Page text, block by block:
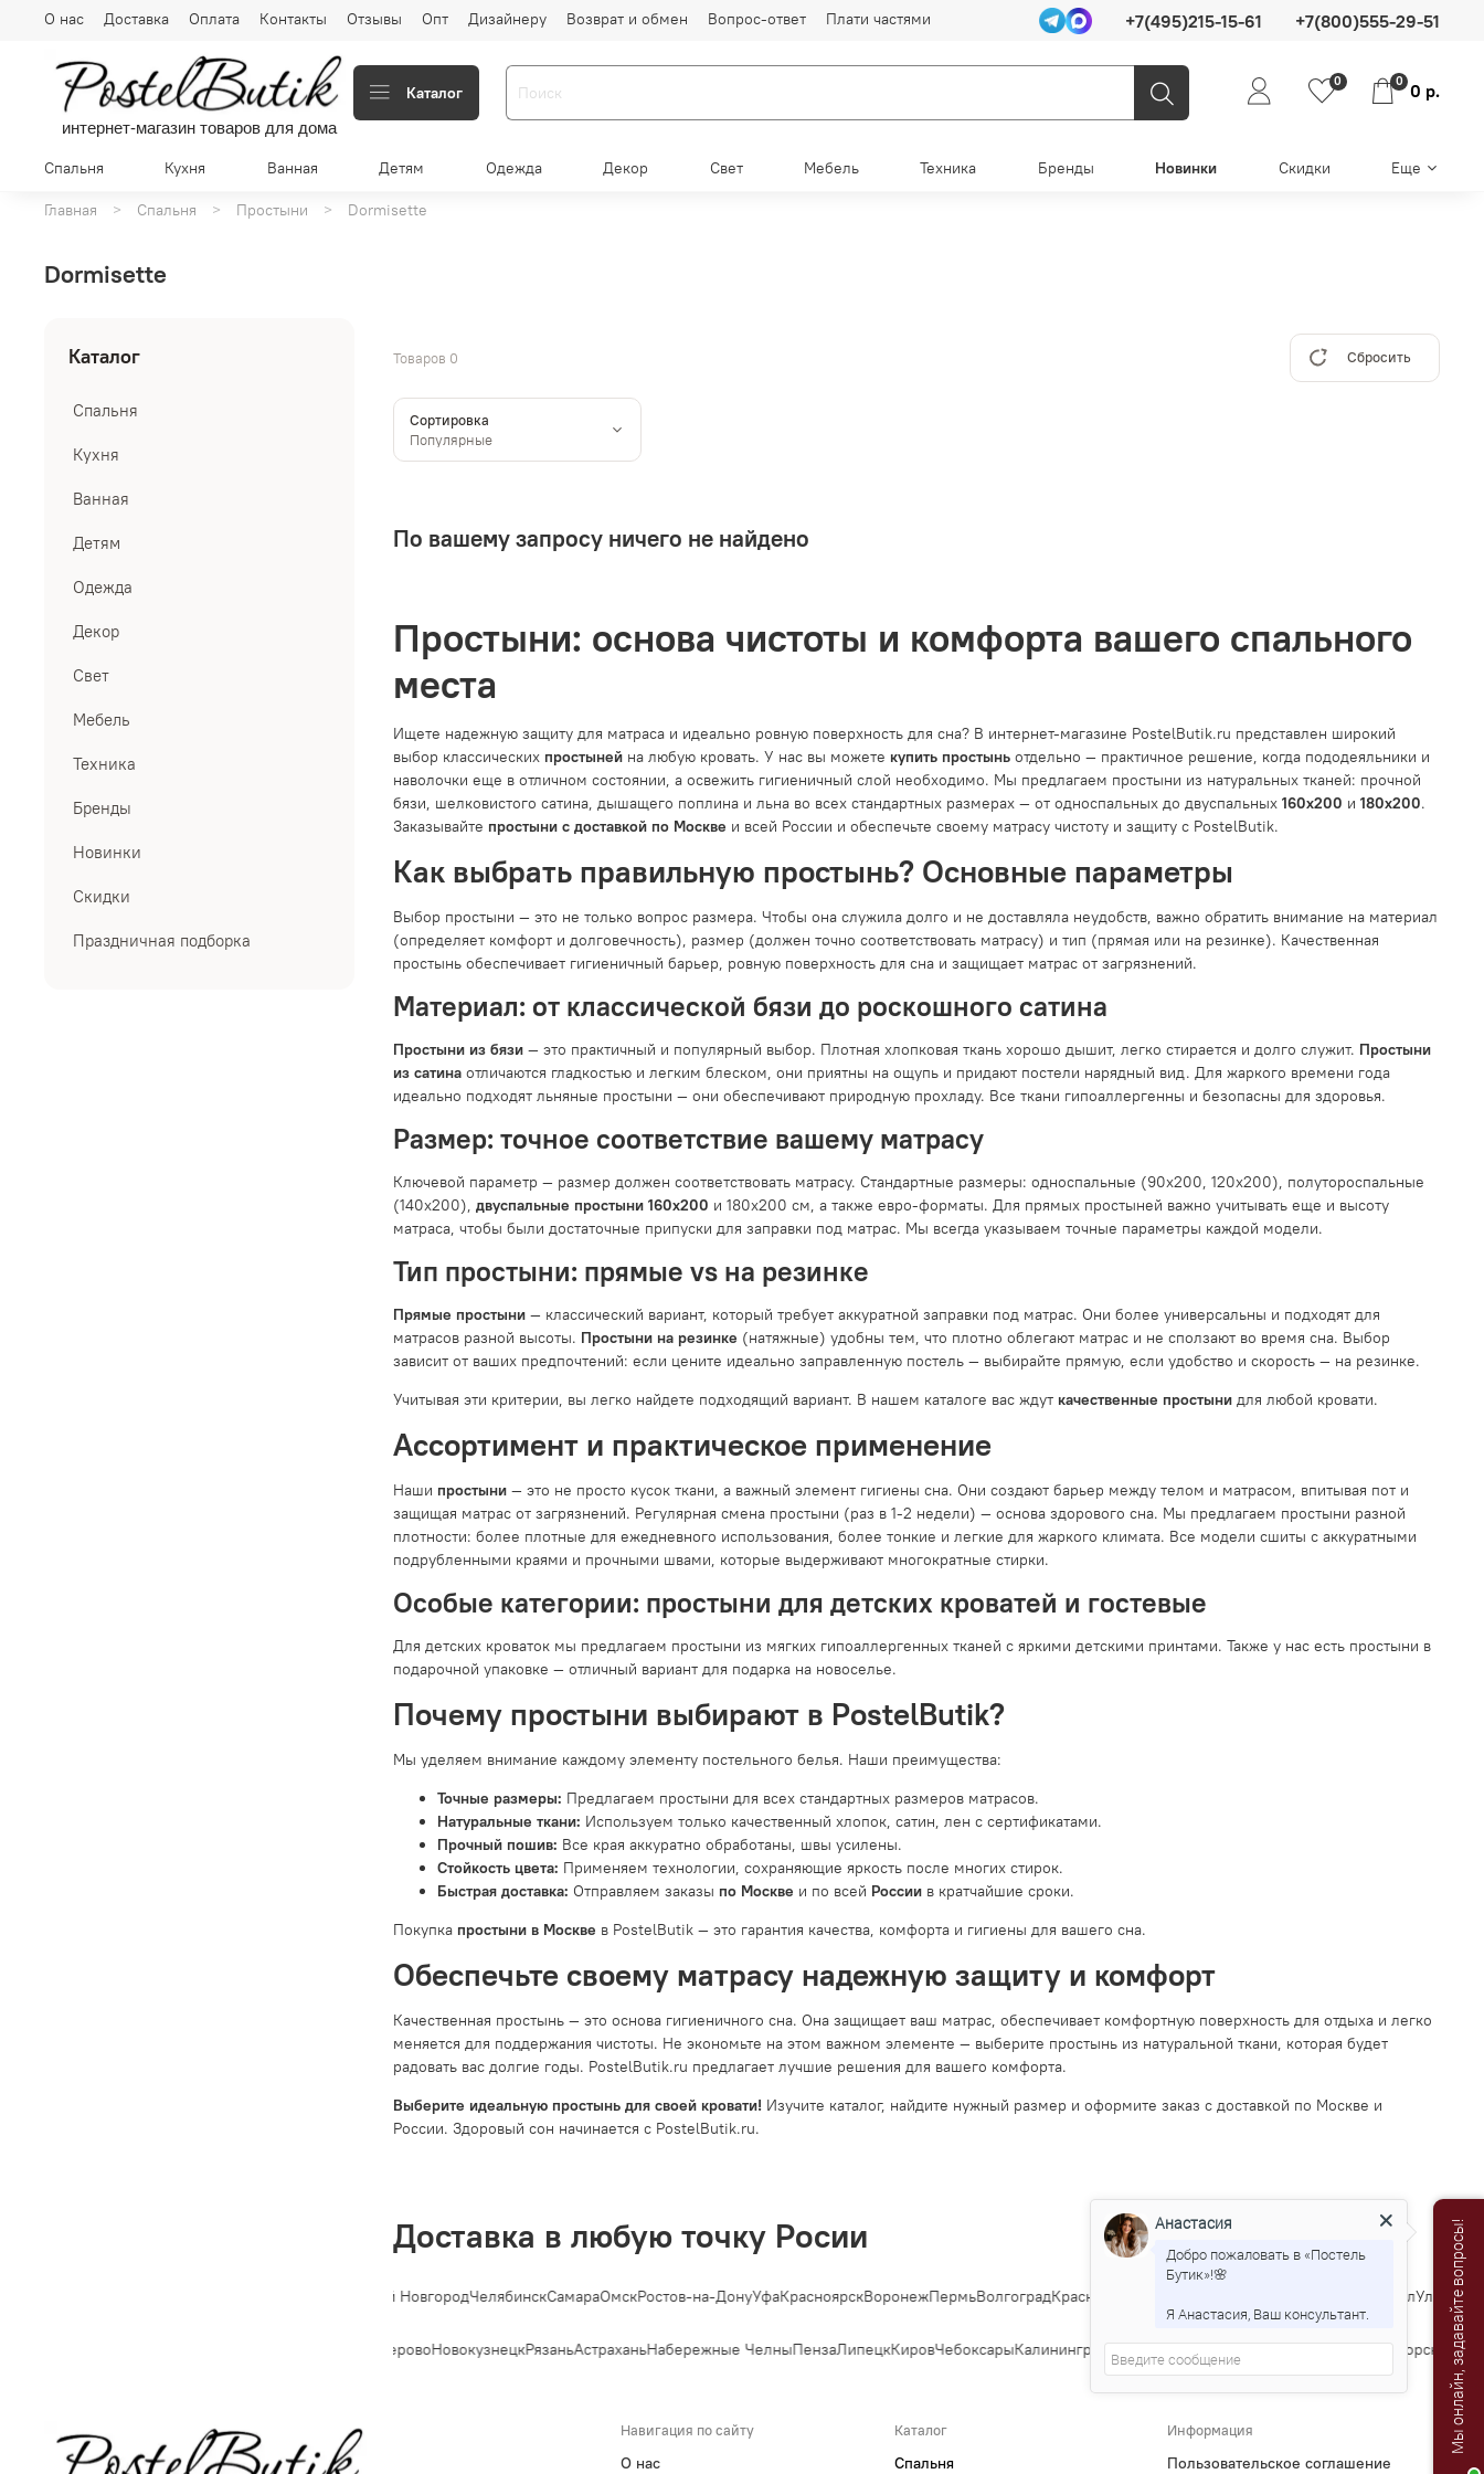
О нас Доставка Оплата Контакты Отзывы Опт Дизайнеру Возврат и обмен Вопрос-ответ Плати частями +7(495)215-15-61 +7(800)555-29-51
интернет-магазин товаров для дома
Каталог
0 0 0 р.
Спальня Кухня Ванная Детям Одежда Декор Свет Мебель Техника Бренды Новинки Скидки Еще
Главная Спальня Простыни Dormisette
Dormisette
Товаров 0 Сбросить
Сортировка
По вашему запросу ничего не найдено
Простыни: основа чистоты и комфорта вашего спального
места
Ищете надежную защиту для матраса и идеально ровную поверхность для сна? В интернет-магазине PostelButik.ru представлен широкий
выбор классических простынейна любую кровать. У нас вы можете купить простыньотдельно — практичное решение, когда пододеяльники и
наволочки еще в отличном состоянии, а освежить гигиеничный слой необходимо. Мы предлагаем простыни из натуральных тканей: прочной
бязи, шелковистого сатина, дышащего поплина и льна во всех стандартных размерах — от односпальных до двуспальных 160x200 и 180x200.
Заказывайте простыни с доставкой по Москве и всей России и обеспечьте своему матрасу чистоту и защиту с PostelButik.
Как выбрать правильную простынь? Основные параметры
Выбор простыни — это не только вопрос размера. Чтобы она служила долго и не доставляла неудобств, важно обратить внимание на материал
(определяет комфорт и долговечность), размер (должен точно соответствовать матрасу) и тип (прямая или на резинке). Качественная
простынь обеспечивает гигиеничный барьер, ровную поверхность для сна и защищает матрас от загрязнений.
Материал: от классической бязи до роскошного сатина
Простыни из бязи— это практичный и популярный выбор. Плотная хлопковая ткань хорошо дышит, легко стирается и долго служит. Простыни
из сатинаотличаются гладкостью и легким блеском, они приятны на ощупь и придают постели нарядный вид. Для жаркого времени года
идеально подходят льняные простыни — они обеспечивают природную прохладу. Все ткани гипоаллергенны и безопасны для здоровья.
Размер: точное соответствие вашему матрасу
Ключевой параметр — размер должен соответствовать матрасу. Стандартные размеры: односпальные (90x200, 120x200), полутороспальные
(140x200), двуспальные простыни 160x200 и 180x200 см, а также евро-форматы. Для прямых простыней важно учитывать еще и высоту
матраса, чтобы были достаточные припуски для заправки под матрас. Мы всегда указываем точные параметры каждой модели.
Тип простыни: прямые vs на резинке
Прямые простыни— классический вариант, который требует аккуратной заправки под матрас. Они более универсальны и подходят для
матрасов разной высоты. Простыни на резинке (натяжные) удобны тем, что плотно облегают матрас и не сползают во время сна. Выбор
зависит от ваших предпочтений: если цените идеально заправленную постель — выбирайте прямую, если удобство и скорость — на резинке.
Учитывая эти критерии, вы легко найдете подходящий вариант. В нашем каталоге вас ждут качественные простынидля любой кровати.
Ассортимент и практическое применение
Наши простыни— это не просто кусок ткани, а важный элемент гигиены сна. Они создают барьер между телом и матрасом, впитывая пот и
защищая матрас от загрязнений. Регулярная смена простыни (раз в 1-2 недели) — основа здорового сна. Мы предлагаем простыни разной
плотности: более плотные для ежедневного использования, более тонкие и легкие для жаркого климата. Все модели сшиты с аккуратными
подрубленными краями и прочными швами, которые выдерживают многократные стирки.
Особые категории: простыни для детских кроватей и гостевые
Для детских кроваток мы предлагаем простыни из мягких гипоаллергенных тканей с яркими детскими принтами. Также у нас есть простыни в
подарочной упаковке — отличный вариант для подарка на новоселье.
Почему простыни выбирают в PostelButik?
Мы уделяем внимание каждому элементу постельного белья. Наши преимущества:
Точные размеры: Предлагаем простыни для всех стандартных размеров матрасов.
Натуральные ткани: Используем только качественный хлопок, сатин, лен с сертификатами.
Прочный пошив: Все края аккуратно обработаны, швы усилены.
Стойкость цвета: Применяем технологии, сохраняющие яркость после многих стирок.
Быстрая доставка: Отправляем заказы по Москве и по всей Россиив кратчайшие сроки.
Покупка простыни в Москве в PostelButik — это гарантия качества, комфорта и гигиены для вашего сна.
Обеспечьте своему матрасу надежную защиту и комфорт
Качественная простынь — это основа гигиеничного сна. Она защищает ваш матрас, обеспечивает комфортную поверхность для отдыха и легко
меняется для поддержания чистоты. Не экономьте на этом важном элементе — выберите простынь из натуральной ткани, которая будет
радовать вас долгие годы. PostelButik.ru предлагает лучшие решения для вашего комфорта.
Выберите идеальную простынь для своей кровати!Изучите каталог, найдите нужный размер и оформите заказ с доставкой по Москве и
России. Здоровый сон начинается с PostelButik.ru.
Доставка в любую точку Росии
Нижний НовгородЧелябинскСамараОмскРостов-на-ДонуУфаКрасноярскВоронежПермьВолгоградКраснодар Ульяновск
КемеровоНовокузнецкРязаньАстраханьНабережные ЧелныПензаЛипецкКировЧебоксарыКалининград ТулаКурскСтавропольСочиТверьМагнитогорск
Каталог
Спальня
Кухня
Ванная
Детям
Одежда
Декор
Свет
Мебель
Техника
Бренды
Новинки
Скидки
Праздничная подборка
Навигация по сайту
О нас
Каталог
Спальня
Информация
Пользовательское соглашение
Мы онлайн, задавайте вопросы!
Анастасия
Добро пожаловать в «Постель
Бутик»!🌸
Я Анастасия, Ваш консультант.